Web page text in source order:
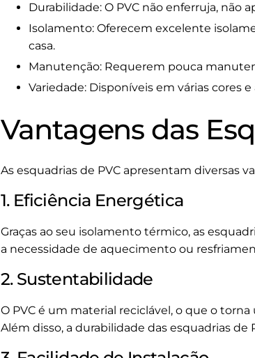
Durabilidade: O PVC não enferruja, não
Isolamento: Oferecem excelente
casa.
Manutenção: Requerem pouca
Variedade: Disponíveis em várias cores
Vantagens das
As esquadrias de PVC apresentam diversas
1. Eficiência Energética
Graças ao seu isolamento térmico, as
a necessidade de aquecimento ou
2. Sustentabilidade
O PVC é um material reciclável, o que o
Além disso, a durabilidade das esquadrias